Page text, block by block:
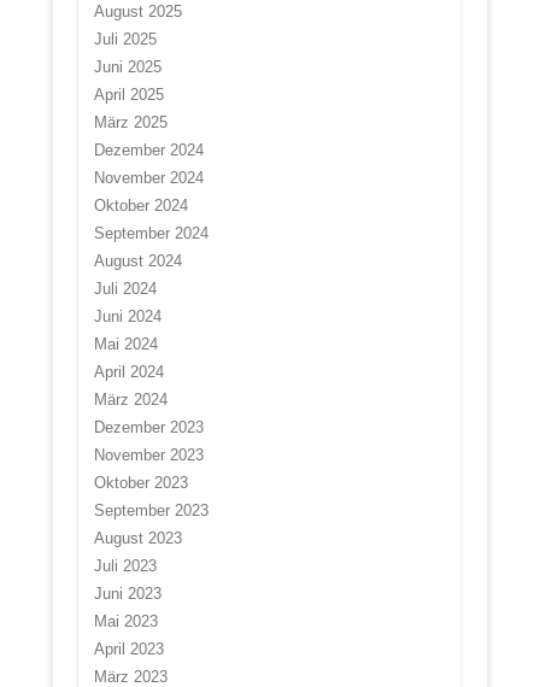
August 2025
Juli 2025
Juni 2025
April 2025
März 2025
Dezember 2024
November 2024
Oktober 2024
September 2024
August 2024
Juli 2024
Juni 2024
Mai 2024
April 2024
März 2024
Dezember 2023
November 2023
Oktober 2023
September 2023
August 2023
Juli 2023
Juni 2023
Mai 2023
April 2023
März 2023